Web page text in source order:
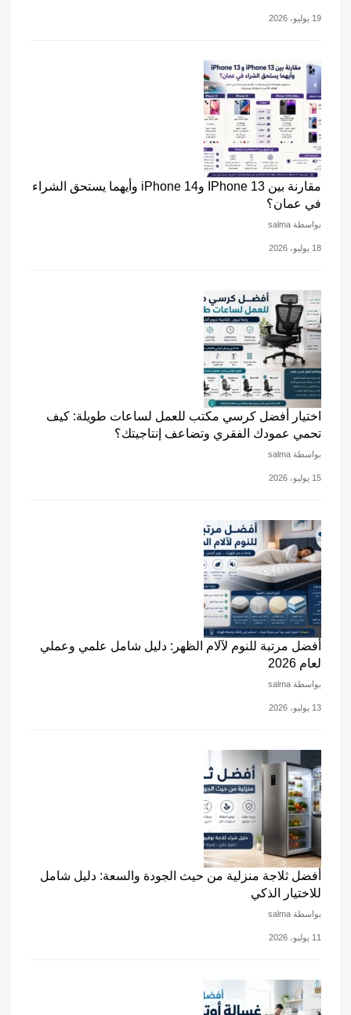
19 يوليو، 2026
مقارنة بين IPhone 13 وiPhone 14 وأيهما يستحق الشراء
في عمان؟
بواسطة salma
18 يوليو، 2026
اختيار أفضل كرسي مكتب للعمل لساعات طويلة: كيف
تحمي عمودك الفقري وتضاعف إنتاجيتك؟
بواسطة salma
15 يوليو، 2026
أفضل مرتبة للنوم لآلام الظهر: دليل شامل علمي وعملي
لعام 2026
بواسطة salma
13 يوليو، 2026
أفضل ثلاجة منزلية من حيث الجودة والسعة: دليل شامل
للاختيار الذكي
بواسطة salma
11 يوليو، 2026